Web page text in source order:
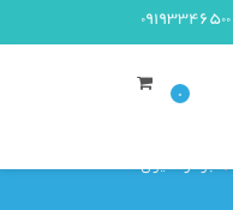
09193346500
0
خبر فولاد ایران